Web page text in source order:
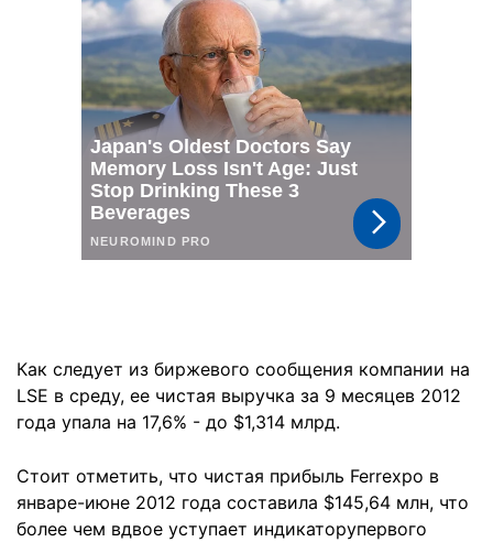
Как следует из биржевого сообщения компании на
LSE в среду, ее чистая выручка за 9 месяцев 2012
года упала на 17,6% - до $1,314 млрд.
Стоит отметить, что чистая прибыль Ferrexpo в
январе-июне 2012 года составила $145,64 млн, что
более чем вдвое уступает индикаторупервого